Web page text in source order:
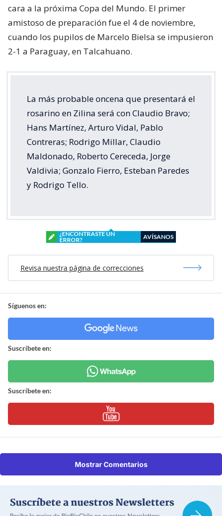
cara a la próxima Copa del Mundo. El primer
amistoso de preparación fue el 4 de noviembre,
cuando los pupilos de Marcelo Bielsa se impusieron
2-1 a Paraguay, en Talcahuano.
La más probable oncena que presentará el
rosarino en Zilina será con Claudio Bravo;
Hans Martínez, Arturo Vidal, Pablo
Contreras; Rodrigo Millar, Claudio
Maldonado, Roberto Cereceda, Jorge
Valdivia; Gonzalo Fierro, Esteban Paredes
y Rodrigo Tello.
¿ENCONTRASTE UN
ERROR?
AVÍSANOS
Revisa nuestra página de correcciones
Síguenos en:
Suscríbete en:
Suscríbete en:
Mostrar Comentarios